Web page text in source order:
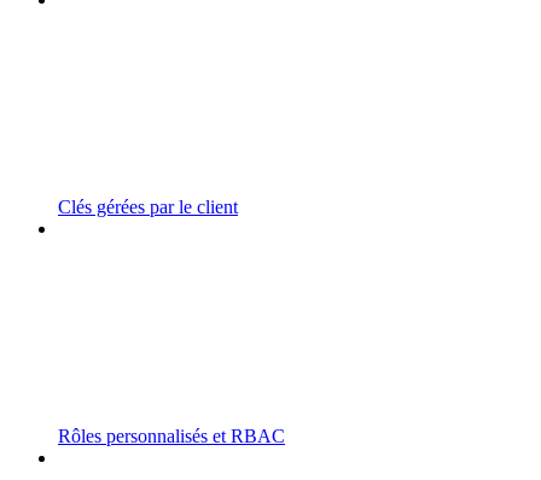
Clés gérées par le client
Rôles personnalisés et RBAC